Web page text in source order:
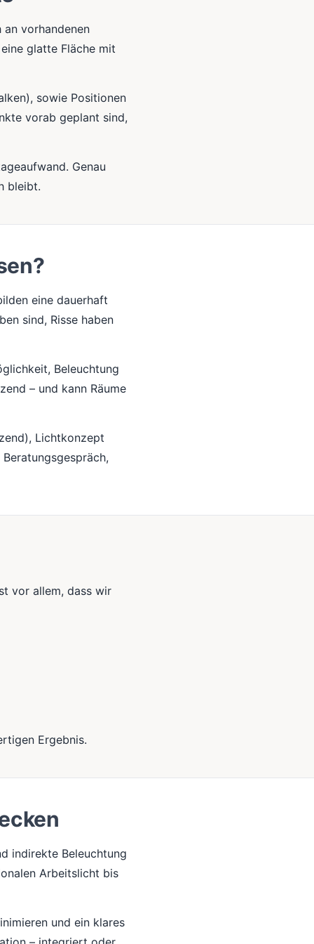
vorhandenen
glatte Fläche mit
sowie Positionen
vorab geplant sind,
Genau
bleibt.
eine dauerhaft
sind, Risse haben
Beleuchtung
– und kann Räume
Lichtkonzept
vor allem, dass wir
Ergebnis.
indirekte Beleuchtung
Arbeitslicht bis
und ein klares